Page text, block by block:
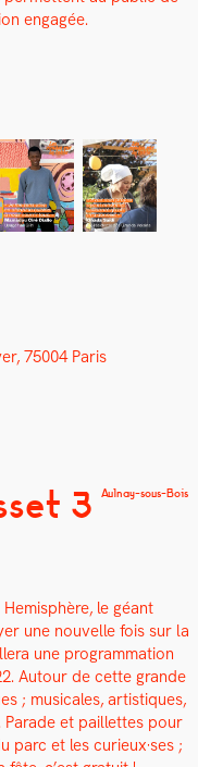
engagée.
75004 Paris
3 Aulnay-sous-Bois
le géant
une nou­velle fois sur la
une pro­gram­ma­tion
Autour de cette grande
; musi­cales, artis­tiques,
et pail­lettes pour
parc et les curieux·ses ;